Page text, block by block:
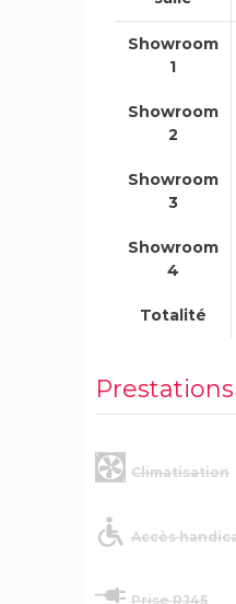
Showroom
1
Showroom
2
Showroom
3
Showroom
4
Totalité
Climatisation
Accès
Prise RJ45